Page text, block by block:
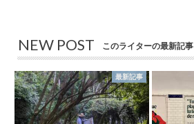
NEW POST このライターの最新記事
最新記事